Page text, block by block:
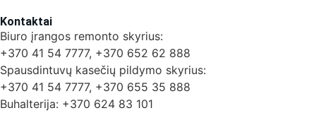
Kontaktai
Biuro įrangos remonto skyrius:
+370 41 54 7777, +370 652 62 888
Spausdintuvų kasečių pildymo skyrius:
+370 41 54 7777, +370 655 35 888
Buhalterija: +370 624 83 101